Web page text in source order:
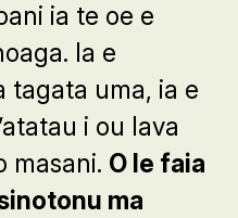
ia te oe e
Ia e
tagata uma, ia e
i ou lava
masani. O le faia
ma